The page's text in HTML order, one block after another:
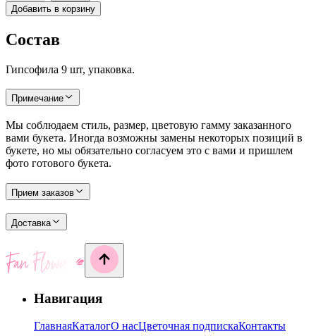
Добавить в корзину
Состав
Гипсофила 9 шт, упаковка.
Примечание
Мы соблюдаем стиль, размер, цветовую гамму заказанного
вами букета. Иногда возможны замены некоторых позиций в
букете, но мы обязательно согласуем это с вами и пришлем
фото готового букета.
Прием заказов
Доставка
Навигация
ГлавнаяКаталогО насЦветочная подпискаКонтакты